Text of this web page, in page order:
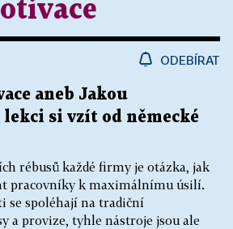
ODEBÍRAT
aneb Jakou
lekci si vzít od německé
rébusů každé firmy je otázka, jak
pracovníky k maximálnímu úsilí.
se spoléhají na tradiční
a provize, tyhle nástroje jsou ale